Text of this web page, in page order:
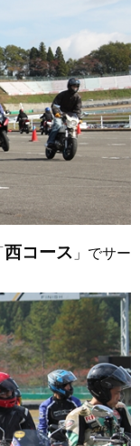
西コース 」でサー